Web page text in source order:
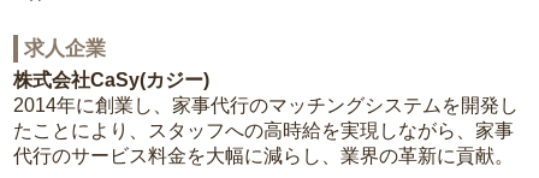
求人企業
株式会社CaSy(カジー)
2014年に創業し、家事代行のマッチングシステムを開発し
たことにより、スタッフへの高時給を実現しながら、家事
代行のサービス料金を大幅に減らし、業界の革新に貢献。